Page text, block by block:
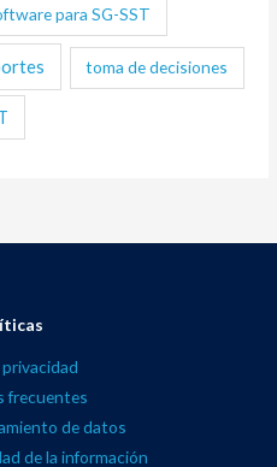
para SG-SST
toma de decisiones
frecuentes
de datos
de la información